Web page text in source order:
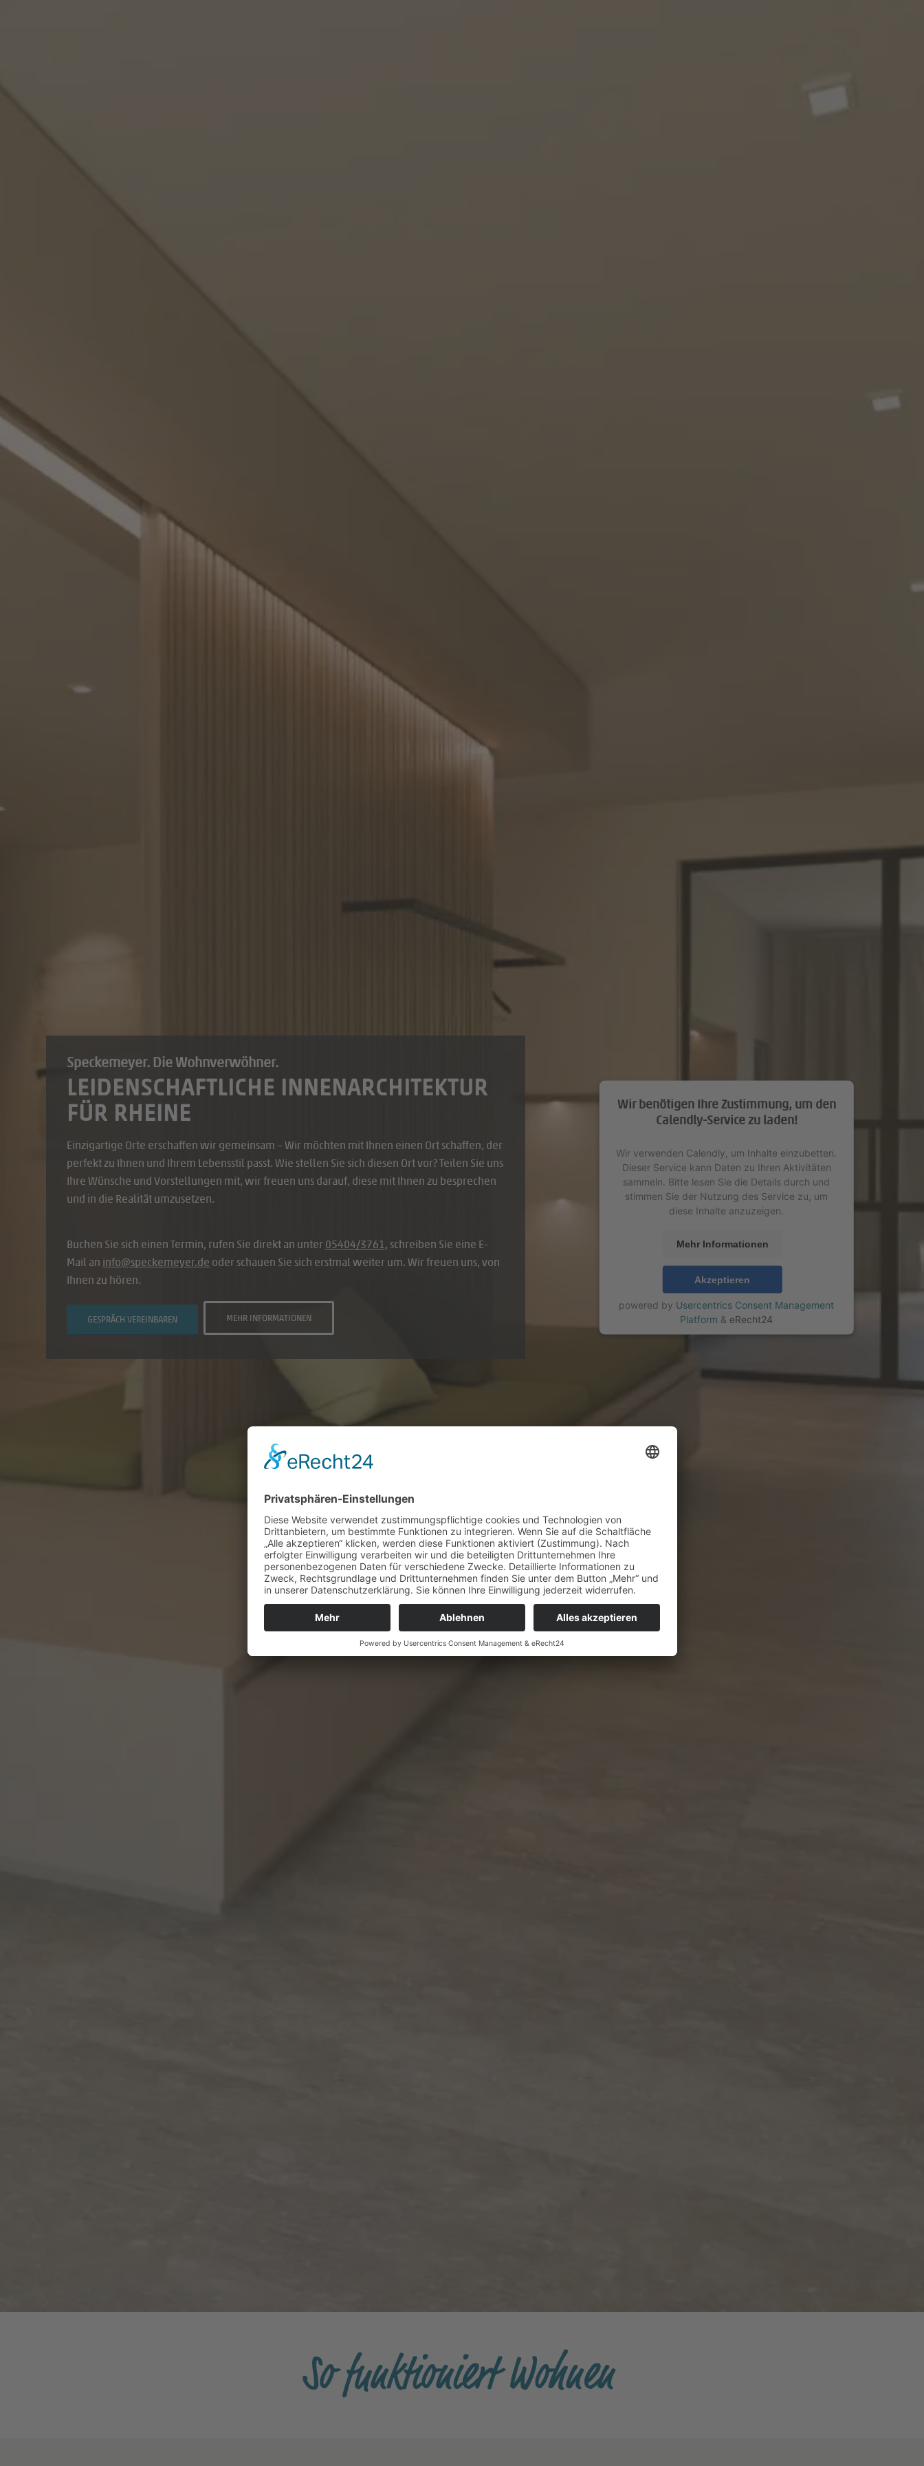
Speckemeyer. Die Wohnverwöhner.
LEIDENSCHAFTLICHE INNENARCHITEKTUR
FÜR RHEINE
Einzigartige Orte erschaffen wir gemeinsam – Wir möchten mit Ihnen einen Ort schaffen, der
perfekt zu Ihnen und Ihrem Lebensstil passt. Wie stellen Sie sich diesen Ort vor? Teilen Sie uns
Ihre Wünsche und Vorstellungen mit, wir freuen uns darauf, diese mit Ihnen zu besprechen
und in die Realität umzusetzen.
Buchen Sie sich einen Termin, rufen Sie direkt an unter 05404/3761, schreiben Sie eine E-
Mail an info@speckemeyer.de oder schauen Sie sich erstmal weiter um. Wir freuen uns, von
Ihnen zu hören.
GESPRÄCH VEREINBAREN MEHR INFORMATIONEN
Wir benötigen Ihre Zustimmung, um den
Calendly-Service zu laden!
Wir verwenden Calendly, um Inhalte einzubetten.
Dieser Service kann Daten zu Ihren Aktivitäten
sammeln. Bitte lesen Sie die Details durch und
stimmen Sie der Nutzung des Service zu, um
diese Inhalte anzuzeigen.
Mehr Informationen
Akzeptieren
powered by Usercentrics Consent Management
Platform & eRecht24